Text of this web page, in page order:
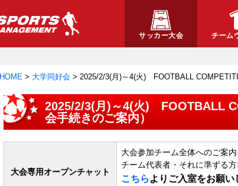
サッカー大会 チーム
HOME > 大学同好会 > 2025/2/3(月)～4(火) FOOTBALL
2025/2/3(月)～4(火) FOOTBALL
会手続きのご案内）
大会専用オープンチャット
大会参加チーム全体へのご案
チーム代表者・それに準ずる
こちら よりご入室をお願い